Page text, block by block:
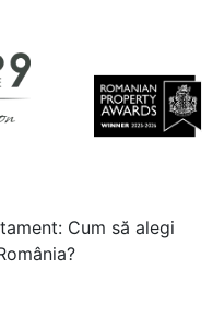
Cum să alegi